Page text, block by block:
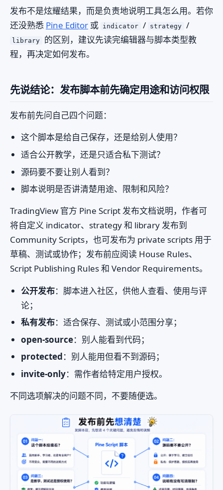
发布不是炫耀结果，而是负责地说明工具怎么用。若你
还没熟悉 Pine Editor 或 indicator / strategy /
library
的区别，建议先读完编辑器与脚本类型教
程，再决定如何发布。
先说结论：发布脚本前先确定用途和访问权限
发布前先问自己四个问题：
这个脚本是给自己保存，还是给别人使用？
适合公开教学，还是只适合私下测试？
源码要不要让别人看到？
脚本说明是否讲清楚用途、限制和风险？
TradingView 官方 Pine Script 发布文档说明，作者可
将自定义 indicator、strategy 和 library 发布到
Community Scripts，也可发布为 private scripts 用于
草稿、测试或协作；发布前应阅读 House Rules、
Script Publishing Rules 和 Vendor Requirements。
公开发布：脚本进入社区，供他人查看、使用与评
论；
私有发布：适合保存、测试或小范围分享；
open-source：别人能看到代码；
protected：别人能用但看不到源码；
invite-only：需作者给特定用户授权。
不同选项解决的问题不同，不要随便选。